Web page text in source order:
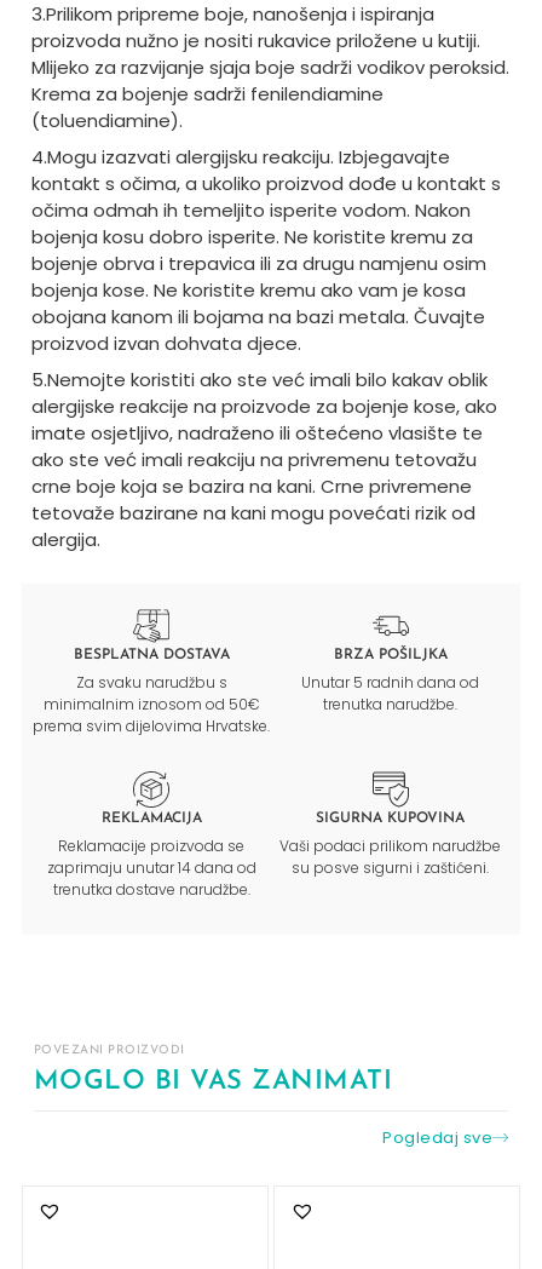
3.Prilikom pripreme boje, nanošenja i ispiranja
proizvoda nužno je nositi rukavice priložene u kutiji.
Mlijeko za razvijanje sjaja boje sadrži vodikov peroksid.
Krema za bojenje sadrži fenilendiamine
(toluendiamine).
4.Mogu izazvati alergijsku reakciju. Izbjegavajte
kontakt s očima, a ukoliko proizvod dođe u kontakt s
očima odmah ih temeljito isperite vodom. Nakon
bojenja kosu dobro isperite. Ne koristite kremu za
bojenje obrva i trepavica ili za drugu namjenu osim
bojenja kose. Ne koristite kremu ako vam je kosa
obojana kanom ili bojama na bazi metala. Čuvajte
proizvod izvan dohvata djece.
5.Nemojte koristiti ako ste već imali bilo kakav oblik
alergijske reakcije na proizvode za bojenje kose, ako
imate osjetljivo, nadraženo ili oštećeno vlasište te
ako ste već imali reakciju na privremenu tetovažu
crne boje koja se bazira na kani. Crne privremene
tetovaže bazirane na kani mogu povećati rizik od
alergija.
BESPLATNA DOSTAVA
Za svaku narudžbu s
minimalnim iznosom od 50€
prema svim dijelovima Hrvatske.
BRZA POŠILJKA
Unutar 5 radnih dana od
trenutka narudžbe.
REKLAMACIJA
Reklamacije proizvoda se
zaprimaju unutar 14 dana od
trenutka dostave narudžbe.
SIGURNA KUPOVINA
Vaši podaci prilikom narudžbe
su posve sigurni i zaštićeni.
POVEZANI PROIZVODI
MOGLO BI VAS ZANIMATI
Pogledaj sve